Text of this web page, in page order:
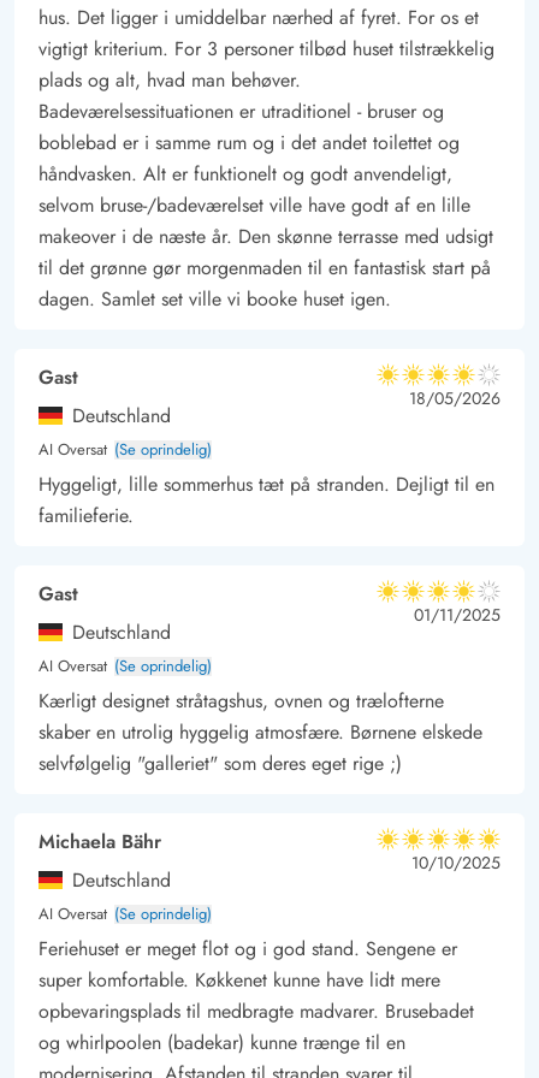
hus. Det ligger i umiddelbar nærhed af fyret. For os et
vigtigt kriterium. For 3 personer tilbød huset tilstrækkelig
plads og alt, hvad man behøver.
Badeværelsessituationen er utraditionel - bruser og
boblebad er i samme rum og i det andet toilettet og
håndvasken. Alt er funktionelt og godt anvendeligt,
selvom bruse-/badeværelset ville have godt af en lille
makeover i de næste år. Den skønne terrasse med udsigt
til det grønne gør morgenmaden til en fantastisk start på
dagen. Samlet set ville vi booke huset igen.
Gast
Deutschland
AI Oversat (Se oprindelig)
4 ud af 5
4 ud af 5
4 out of 5
18/05/2026
Hyggeligt, lille sommerhus tæt på stranden. Dejligt til en
familieferie.
Gast
Deutschland
AI Oversat (Se oprindelig)
4 ud af 5
4 ud af 5
4 out of 5
01/11/2025
Kærligt designet stråtagshus, ovnen og trælofterne
skaber en utrolig hyggelig atmosfære. Børnene elskede
selvfølgelig "galleriet" som deres eget rige ;)
Michaela Bähr
Deutschland
AI Oversat (Se oprindelig)
5 ud af 5
5 ud af 5
5 out of 5
10/10/2025
Feriehuset er meget flot og i god stand. Sengene er
super komfortable. Køkkenet kunne have lidt mere
opbevaringsplads til medbragte madvarer. Brusebadet
og whirlpoolen (badekar) kunne trænge til en